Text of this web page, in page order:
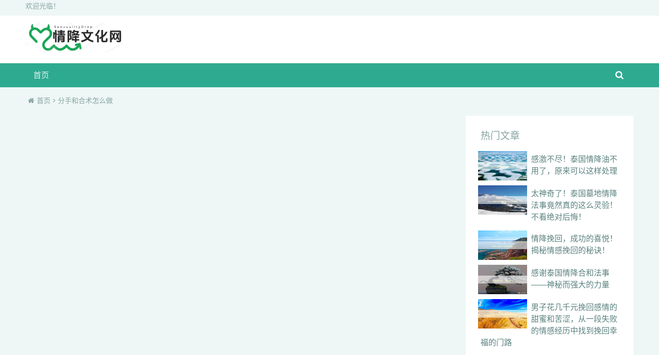
欢迎光临！
首页
首页 分手和合术怎么做
热门文章
感激不尽！泰国情降油不
用了，原来可以这样处理
太神奇了！泰国墓地情降
法事竟然真的这么灵验！
不看绝对后悔！
情降挽回，成功的喜悦！
揭秘情感挽回的秘诀！
感谢泰国情降合和法事
——神秘而强大的力量
男子花几千元挽回感情的
甜蜜和苦涩，从一段失败
的情感经历中找到挽回幸
福的门路